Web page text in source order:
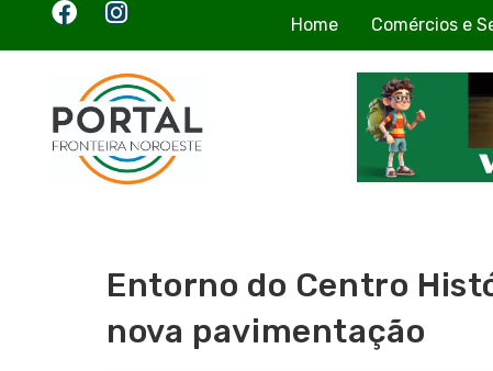
Home Comércios e
Entorno do Centro
nova pavimentação